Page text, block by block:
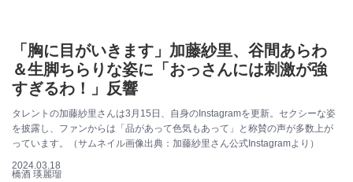
「胸に目がいきます」加藤紗里、谷間あらわ
＆生脚ちらりな姿に「おっさんには刺激が強
すぎるわ！」反響
タレントの加藤紗里さんは3月15日、自身のInstagramを更新。セクシーな姿
を披露し、ファンからは「品があって色気もあって」と称賛の声が多数上が
っています。（サムネイル画像出典：加藤紗里さん公式Instagramより）
2024.03.18
橋酒 瑛麗瑠